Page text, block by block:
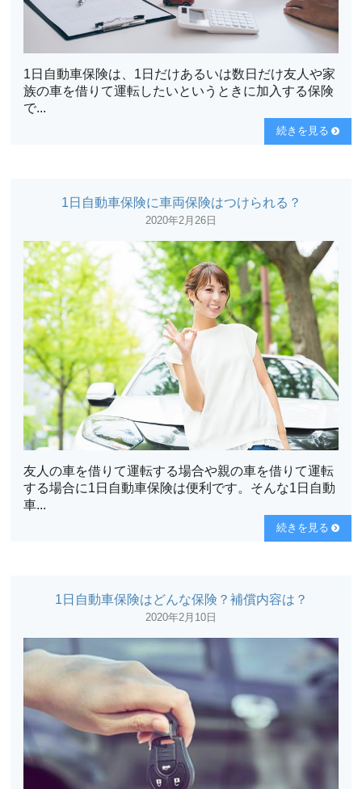
1日自動車保険は、1日だけあるいは数日だけ友人や家
族の車を借りて運転したいというときに加入する保険
で...
続きを見る
1日自動車保険に車両保険はつけられる？
2020年2月26日
友人の車を借りて運転する場合や親の車を借りて運転
する場合に1日自動車保険は便利です。そんな1日自動
車...
続きを見る
1日自動車保険はどんな保険？補償内容は？
2020年2月10日